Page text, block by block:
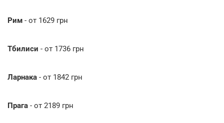
Рим - от 1629 грн
Тбилиси - от 1736 грн
Ларнака - от 1842 грн
Прага - от 2189 грн